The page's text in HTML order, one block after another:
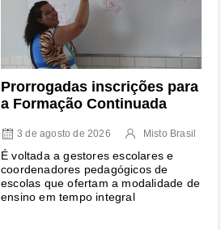
Prorrogadas inscrições para
a Formação Continuada
3 de agosto de 2026 Misto Brasil
É voltada a gestores escolares e
coordenadores pedagógicos de
escolas que ofertam a modalidade de
ensino em tempo integral